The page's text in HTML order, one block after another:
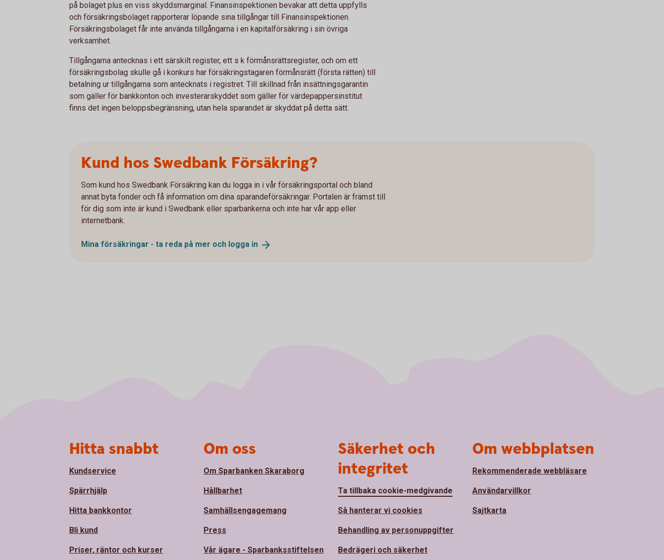
på bolaget plus en viss skyddsmarginal. Finansinspektionen bevakar att detta uppfylls
och försäkringsbolaget rapporterar löpande sina tillgångar till Finansinspektionen.
Försäkringsbolaget får inte använda tillgångarna i en kapitalförsäkring i sin övriga
verksamhet.
Tillgångarna antecknas i ett särskilt register, ett s k förmånsrättsregister, och om ett
försäkringsbolag skulle gå i konkurs har försäkringstagaren förmånsrätt (första rätten) till
betalning ur tillgångarna som antecknats i registret. Till skillnad från insättningsgarantin
som gäller för bankkonton och investerarskyddet som gäller för värdepappersinstitut
finns det ingen beloppsbegränsning, utan hela sparandet är skyddat på detta sätt.
Kund hos Swedbank Försäkring?
Som kund hos Swedbank Försäkring kan du logga in i vår försäkringsportal och bland
annat byta fonder och få information om dina sparandeförsäkringar. Portalen är främst till
för dig som inte är kund i Swedbank eller sparbankerna och inte har vår app eller
internetbank.
Mina försäkringar - ta reda på mer och logga in
Hitta snabbt
Kundservice
Spärrhjälp
Hitta bankkontor
Bli kund
Priser, räntor och kurser
Om oss
Om Sparbanken Skaraborg
Hållbarhet
Samhällsengagemang
Press
Vår ägare - Sparbanksstiftelsen
Säkerhet och
integritet
Ta tillbaka cookie-medgivande
Så hanterar vi cookies
Behandling av personuppgifter
Bedrägeri och säkerhet
Om webbplatsen
Rekommenderade webbläsare
Användarvillkor
Sajtkarta